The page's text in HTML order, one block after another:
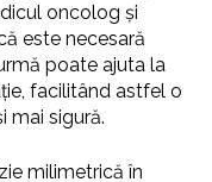
oncolog și
este necesară
poate ajuta la
facilitând astfel o
mai sigură.
milimetrică în